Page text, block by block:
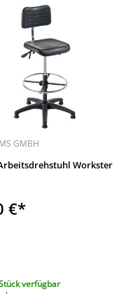
GMBH
Workster
€*
verfügbar